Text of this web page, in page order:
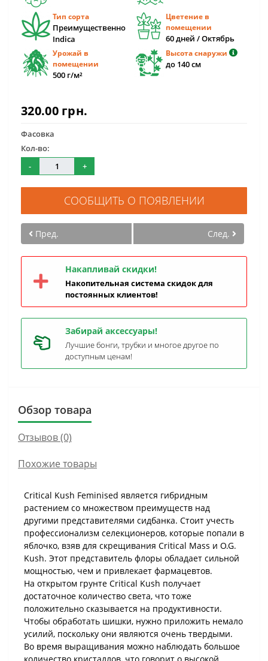
Тип сорта
Преимущественно
Indica
Цветение в
помещении
60 дней / Октябрь
Урожай в
помещении
500 г/м²
Высота снаружи
до 140 см
320.00 грн.
Фасовка
Кол-во:
-
+
СООБЩИТЬ О ПОЯВЛЕНИИ
Пред. След.
Накапливай скидки!
Накопительная система скидок для
постоянных клиентов!
Забирай аксессуары!
Лучшие бонги, трубки и многое другое по
доступным ценам!
Обзор товара
Отзывов (0)
Похожие товары
Critical Kush Feminised является гибридным
растением со множеством преимуществ над
другими представителями сидбанка. Стоит учесть
профессионализм селекционеров, которые попали в
яблочко, взяв для скрещивания Critical Mass и O.G.
Kush. Этот представитель флоры обладает сильной
мощностью, чем и привлекает фармацевтов.
На открытом грунте Critical Kush получает
достаточное количество света, что тоже
положительно сказывается на продуктивности.
Чтобы обработать шишки, нужно приложить немало
усилий, поскольку они являются очень твердыми.
Во время выращивания можно наблюдать большое